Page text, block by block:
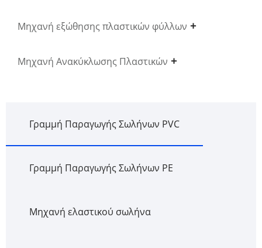
Μηχανή εξώθησης πλαστικών φύλλων
Μηχανή Ανακύκλωσης Πλαστικών
Γραμμή Παραγωγής Σωλήνων PVC
Γραμμή Παραγωγής Σωλήνων PE
Μηχανή ελαστικού σωλήνα